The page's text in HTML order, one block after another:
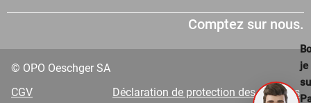
Comptez sur nous.
© OPO Oeschger SA
CGV
Déclaration de protection des données
je